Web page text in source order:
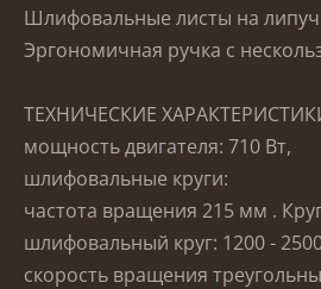
Шлифовальные листы на
Эргономичная ручка с
ТЕХНИЧЕСКИЕ
мощность двигателя: 710 Вт,
шлифовальные круги:
частота вращения 215 мм .
шлифовальный круг: 1200 -
скорость вращения